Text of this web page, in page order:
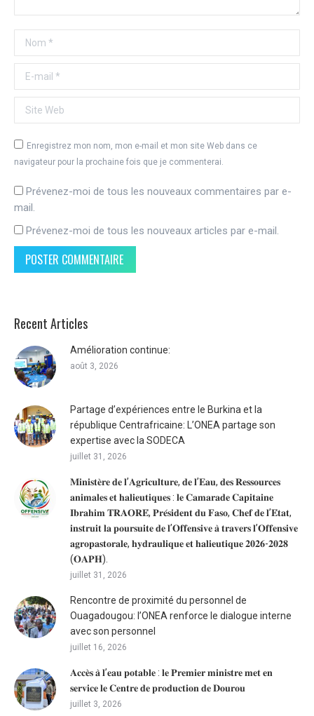
Nom *
E-mail *
Site Web
Enregistrez mon nom, mon e-mail et mon site Web dans ce
navigateur pour la prochaine fois que je commenterai.
Prévenez-moi de tous les nouveaux commentaires par e-
mail.
Prévenez-moi de tous les nouveaux articles par e-mail.
POSTER COMMENTAIRE
Recent Articles
Amélioration continue:
août 3, 2026
Partage d’expériences entre le Burkina et la
république Centrafricaine: L’ONEA partage son
expertise avec la SODECA
juillet 31, 2026
𝐌𝐢𝐧𝐢𝐬𝐭𝐞̀𝐫𝐞 𝐝𝐞 𝐥’𝐀𝐠𝐫𝐢𝐜𝐮𝐥𝐭𝐮𝐫𝐞, 𝐝𝐞 𝐥’𝐄𝐚𝐮, 𝐝𝐞𝐬 𝐑𝐞𝐬𝐬𝐨𝐮𝐫𝐜𝐞𝐬
𝐚𝐧𝐢𝐦𝐚𝐥𝐞𝐬 𝐞𝐭 𝐡𝐚𝐥𝐢𝐞𝐮𝐭𝐢𝐪𝐮𝐞𝐬 : 𝐥𝐞 𝐂𝐚𝐦𝐚𝐫𝐚𝐝𝐞 𝐂𝐚𝐩𝐢𝐭𝐚𝐢𝐧𝐞
𝐈𝐛𝐫𝐚𝐡𝐢𝐦 𝐓𝐑𝐀𝐎𝐑𝐄́, 𝐏𝐫𝐞́𝐬𝐢𝐝𝐞𝐧𝐭 𝐝𝐮 𝐅𝐚𝐬𝐨, 𝐂𝐡𝐞𝐟 𝐝𝐞 𝐥’𝐄́𝐭𝐚𝐭,
𝐢𝐧𝐬𝐭𝐫𝐮𝐢𝐭 𝐥𝐚 𝐩𝐨𝐮𝐫𝐬𝐮𝐢𝐭𝐞 𝐝𝐞 𝐥’𝐎𝐟𝐟𝐞𝐧𝐬𝐢𝐯𝐞 𝐚̀ 𝐭𝐫𝐚𝐯𝐞𝐫𝐬 𝐥’𝐎𝐟𝐟𝐞𝐧𝐬𝐢𝐯𝐞
𝐚𝐠𝐫𝐨𝐩𝐚𝐬𝐭𝐨𝐫𝐚𝐥𝐞, 𝐡𝐲𝐝𝐫𝐚𝐮𝐥𝐢𝐪𝐮𝐞 𝐞𝐭 𝐡𝐚𝐥𝐢𝐞𝐮𝐭𝐢𝐪𝐮𝐞 𝟐𝟎𝟐𝟔-𝟐𝟎𝟐𝟖
(𝐎𝐀𝐏𝐇).
juillet 31, 2026
Rencontre de proximité du personnel de
Ouagadougou: l’ONEA renforce le dialogue interne
avec son personnel
juillet 16, 2026
𝐀𝐜𝐜𝐞̀𝐬 𝐚̀ 𝐥’𝐞𝐚𝐮 𝐩𝐨𝐭𝐚𝐛𝐥𝐞 : 𝐥𝐞 𝐏𝐫𝐞𝐦𝐢𝐞𝐫 𝐦𝐢𝐧𝐢𝐬𝐭𝐫𝐞 𝐦𝐞𝐭 𝐞𝐧
𝐬𝐞𝐫𝐯𝐢𝐜𝐞 𝐥𝐞 𝐂𝐞𝐧𝐭𝐫𝐞 𝐝𝐞 𝐩𝐫𝐨𝐝𝐮𝐜𝐭𝐢𝐨𝐧 𝐝𝐞 𝐃𝐨𝐮𝐫𝐨𝐮
juillet 3, 2026